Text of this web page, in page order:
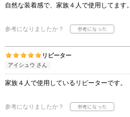
自然な装着感で、家族４人で使用してます。
参考になりましたか？
リピーター
アイシュウ さん
家族４人で使用しているリピーターです。
参考になりましたか？